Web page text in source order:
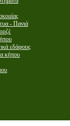
- Πανιά
εδάφους
κήπου